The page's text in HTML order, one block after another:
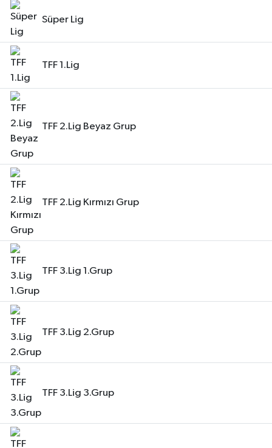
Süper Lig
TFF 1.Lig
TFF 2.Lig Beyaz Grup
TFF 2.Lig Kırmızı Grup
TFF 3.Lig 1.Grup
TFF 3.Lig 2.Grup
TFF 3.Lig 3.Grup